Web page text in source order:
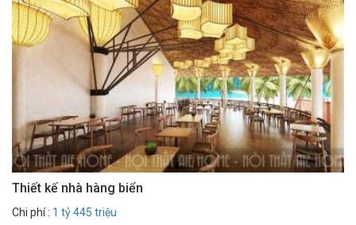
Thiết kế nhà hàng biển
Chi phí : 1 tỷ 445 triệu